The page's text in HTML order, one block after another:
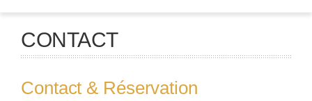
CONTACT
Contact & Réservation